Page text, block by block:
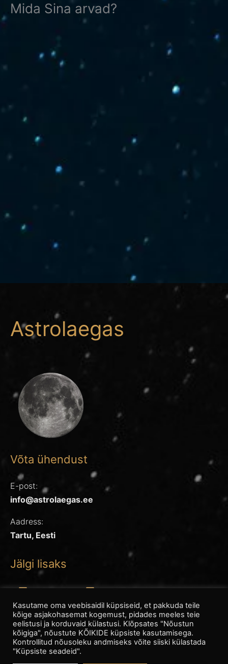
Mida Sina arvad?
Astrolaegas
Võta ühendust
E-post:
info@astrolaegas.ee
Aadress:
Tartu, Eesti
Jälgi lisaks
Instagram Facebook
Kõik õigused kaitstud. © 2026 Astrolaegas
Kasutame oma veebisaidil küpsiseid, et pakkuda teile
kõige asjakohasemat kogemust, pidades meeles teie
eelistusi ja korduvaid külastusi. Klõpsates "Nõustun
kõigiga", nõustute KÕIKIDE küpsiste kasutamisega.
Kontrollitud nõusoleku andmiseks võite siiski külastada
"Küpsiste seadeid".